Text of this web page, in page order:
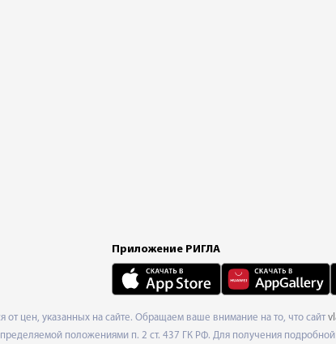
Приложение РИГЛА
от цен, указанных на сайте. Обращаем ваше внимание на то, что сайт
положениями п. 2 ст. 437 ГК РФ. Для получения